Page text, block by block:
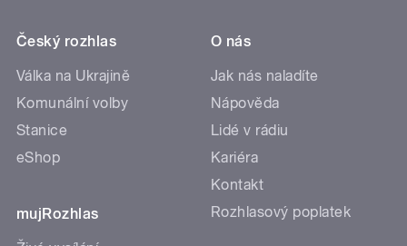
Český rozhlas
Válka na Ukrajině
Komunální volby
Stanice
eShop
mujRozhlas
O nás
Jak nás naladíte
Nápověda
Lidé v rádiu
Kariéra
Kontakt
Rozhlasový poplatek